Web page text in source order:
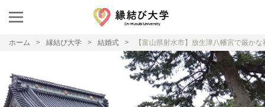
ホーム 縁結び大学 結婚式 【富山県射水市】放生津八幡宮で厳か